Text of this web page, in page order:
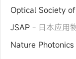
Optical Society
JSAP - 日本应用
Nature Photonics